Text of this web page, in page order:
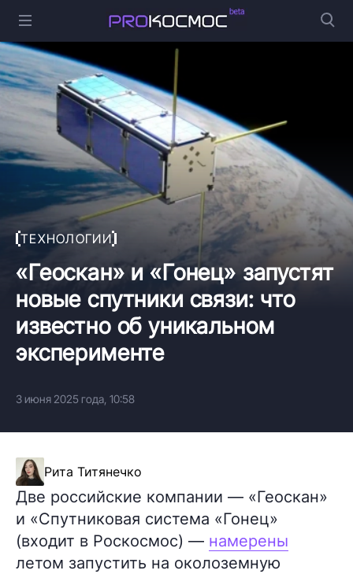
ТЕХНОЛОГИИ
«Геоскан» и «Гонец» запустят
новые спутники связи: что
известно об уникальном
эксперименте
3 июня 2025 года, 10:58
Рита Титянечко
Две российские компании — «Геоскан»
и «Спутниковая система «Гонец»
(входит в Роскосмос) — намерены
летом запустить на околоземную